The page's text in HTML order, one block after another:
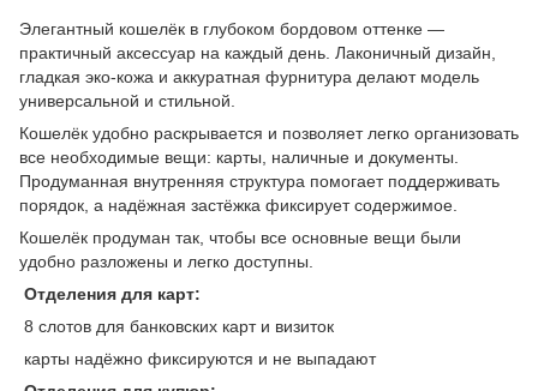
Элегантный кошелёк в глубоком бордовом оттенке —
практичный аксессуар на каждый день. Лаконичный дизайн,
гладкая эко-кожа и аккуратная фурнитура делают модель
универсальной и стильной.
Кошелёк удобно раскрывается и позволяет легко организовать
все необходимые вещи: карты, наличные и документы.
Продуманная внутренняя структура помогает поддерживать
порядок, а надёжная застёжка фиксирует содержимое.
Кошелёк продуман так, чтобы все основные вещи были
удобно разложены и легко доступны.
Отделения для карт:
8 слотов для банковских карт и визиток
карты надёжно фиксируются и не выпадают